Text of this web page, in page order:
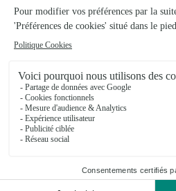
Veronique
Bapaume
47, rue de Peronne
Voir la boutique